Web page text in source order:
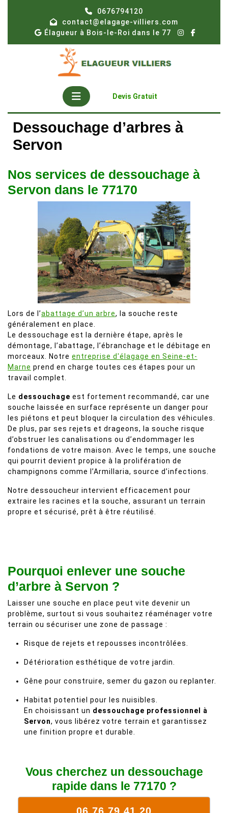
0676794120
contact@elagage-villiers.com
Élagueur à Bois-le-Roi dans le 77
Open
Button
Devis Gratuit
Dessouchage d’arbres à
Servon
Nos services de dessouchage à
Servon dans le 77170
Lors de l’abattage d’un arbre, la souche reste
généralement en place.
Le dessouchage est la dernière étape, après le
démontage, l’abattage, l’ébranchage et le débitage en
morceaux. Notre entreprise d'élagage en Seine-et-
Marne prend en charge toutes ces étapes pour un
travail complet.
Le dessouchage est fortement recommandé, car une
souche laissée en surface représente un danger pour
les piétons et peut bloquer la circulation des véhicules.
De plus, par ses rejets et drageons, la souche risque
d’obstruer les canalisations ou d’endommager les
fondations de votre maison. Avec le temps, une souche
qui pourrit devient propice à la prolifération de
champignons comme l’Armillaria, source d’infections.
Notre dessoucheur intervient efficacement pour
extraire les racines et la souche, assurant un terrain
propre et sécurisé, prêt à être réutilisé.
Pourquoi enlever une souche
d’arbre à Servon ?
Laisser une souche en place peut vite devenir un
problème, surtout si vous souhaitez réaménager votre
terrain ou sécuriser une zone de passage :
Risque de rejets et repousses incontrôlées.
Détérioration esthétique de votre jardin.
Gêne pour construire, semer du gazon ou replanter.
Habitat potentiel pour les nuisibles.
En choisissant un dessouchage professionnel à
Servon, vous libérez votre terrain et garantissez
une finition propre et durable.
Vous cherchez un dessouchage
rapide dans le 77170 ?